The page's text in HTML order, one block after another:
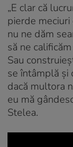
„E clar că
pierde meciuri
nu ne dăm
să ne
Sau
se întâmplă și
dacă multora
eu mă
Stelea.